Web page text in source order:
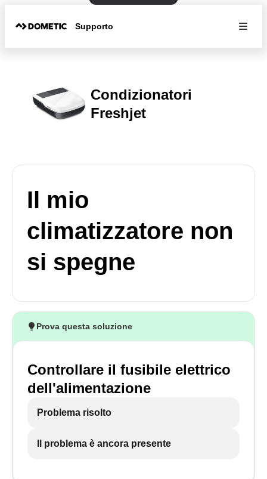
Supporto
Condizionatori
Freshjet
Il mio
climatizzatore non
si spegne
Prova questa soluzione
Controllare il fusibile elettrico
dell'alimentazione
Problema risolto
Il problema è ancora presente